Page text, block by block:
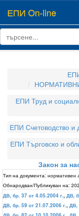
ЕПИ On-line
ЕПИ Труд и
ЕПИ Счетоводство и
ЕПИ Търговско и
Закон за
Тип на документа: нормативен
Обнародван/Публикуван на:
ДВ, бр. 37 от 4.05.2004 г., ДВ,
ДВ, бр. 59 от 21.07.2006 г., ДВ,